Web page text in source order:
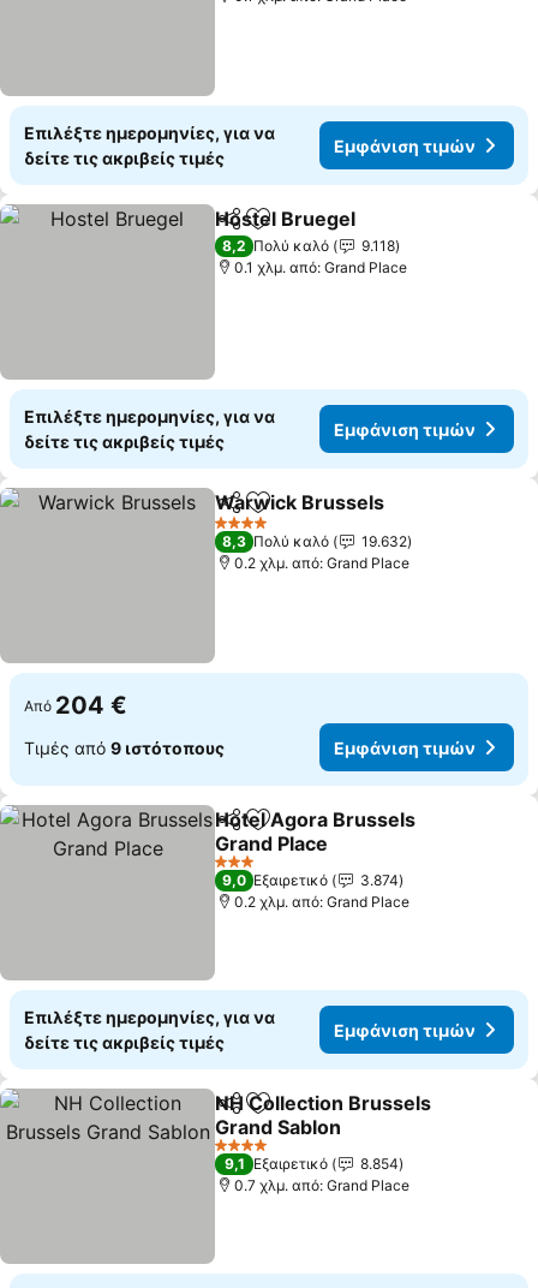
Επιλέξτε ημερομηνίες, για να
δείτε τις ακριβείς τιμές
Εμφάνιση τιμών
Κοινοποίηση
Προσθήκη στα αγαπημένα
Hostel Bruegel
8,2 Πολύ καλό
9.118
0.1 χλμ. από: Grand Place
Επιλέξτε ημερομηνίες, για να
δείτε τις ακριβείς τιμές
Εμφάνιση τιμών
Κοινοποίηση
Προσθήκη στα αγαπημένα
Warwick Brussels
4 Αστέρια
8,3 Πολύ καλό
19.632
0.2 χλμ. από: Grand Place
Από 204 €
Τιμές από 9 ιστότοπους Εμφάνιση τιμών
Κοινοποίηση
Προσθήκη στα αγαπημένα
Hotel Agora Brussels
Grand Place
3 Αστέρια
9,0 Εξαιρετικό
3.874
0.2 χλμ. από: Grand Place
Επιλέξτε ημερομηνίες, για να
δείτε τις ακριβείς τιμές
Εμφάνιση τιμών
Κοινοποίηση
Προσθήκη στα αγαπημένα
NH Collection Brussels
Grand Sablon
4 Αστέρια
9,1 Εξαιρετικό
8.854
0.7 χλμ. από: Grand Place